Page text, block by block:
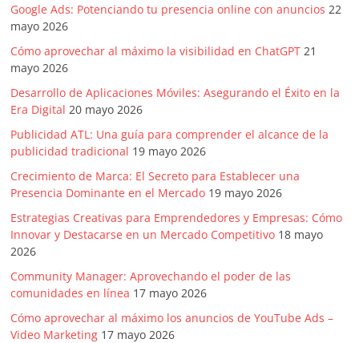
Google Ads: Potenciando tu presencia online con anuncios 22
mayo 2026
Cómo aprovechar al máximo la visibilidad en ChatGPT 21
mayo 2026
Desarrollo de Aplicaciones Móviles: Asegurando el Éxito en la
Era Digital 20 mayo 2026
Publicidad ATL: Una guía para comprender el alcance de la
publicidad tradicional 19 mayo 2026
Crecimiento de Marca: El Secreto para Establecer una
Presencia Dominante en el Mercado 19 mayo 2026
Estrategias Creativas para Emprendedores y Empresas: Cómo
Innovar y Destacarse en un Mercado Competitivo 18 mayo
2026
Community Manager: Aprovechando el poder de las
comunidades en línea 17 mayo 2026
Cómo aprovechar al máximo los anuncios de YouTube Ads –
Video Marketing 17 mayo 2026